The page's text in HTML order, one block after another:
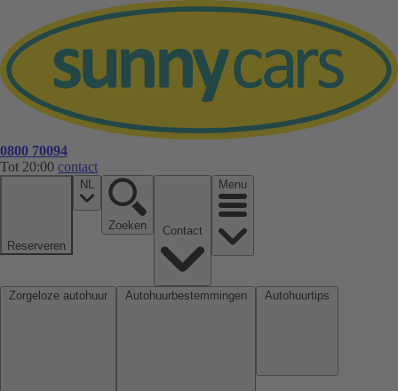
0800 70094
Tot 20:00 contact
Reserveren
NL
Zoeken
Menu